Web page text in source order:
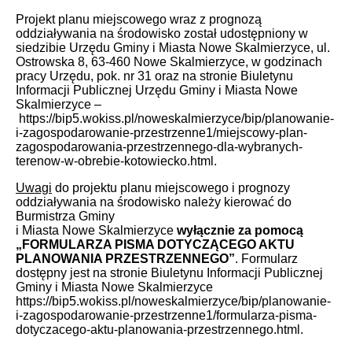
Projekt planu miejscowego wraz z prognozą
oddziaływania na środowisko został udostępniony w
siedzibie Urzędu Gminy i Miasta Nowe Skalmierzyce, ul.
Ostrowska 8, 63-460 Nowe Skalmierzyce, w godzinach
pracy Urzędu, pok. nr 31 oraz na stronie Biuletynu
Informacji Publicznej Urzędu Gminy i Miasta Nowe
Skalmierzyce –
https://bip5.wokiss.pl/noweskalmierzyce/bip/planowanie-
i-zagospodarowanie-przestrzenne1/miejscowy-plan-
zagospodarowania-przestrzennego-dla-wybranych-
terenow-w-obrebie-kotowiecko.html.
Uwagi do projektu planu miejscowego i prognozy
oddziaływania na środowisko należy kierować do
Burmistrza Gminy
i Miasta Nowe Skalmierzyce wyłącznie za pomocą
„FORMULARZA PISMA DOTYCZĄCEGO AKTU
PLANOWANIA PRZESTRZENNEGO”. Formularz
dostępny jest na stronie Biuletynu Informacji Publicznej
Gminy i Miasta Nowe Skalmierzyce
https://bip5.wokiss.pl/noweskalmierzyce/bip/planowanie-
i-zagospodarowanie-przestrzenne1/formularza-pisma-
dotyczacego-aktu-planowania-przestrzennego.html.